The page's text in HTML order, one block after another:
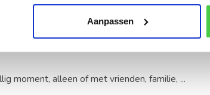
Aanpassen
de dag, maar eerder bij een
moment, alleen of met vrienden, familie, ...